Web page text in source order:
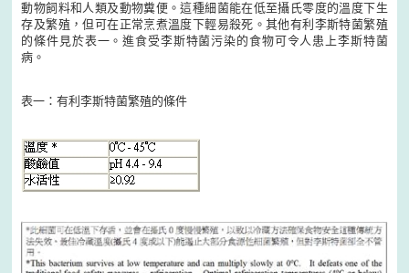
動物飼料和人類及動物糞便。這種細菌能在低至攝氏零度的溫度下生
存及繁殖，但可在正常烹煮溫度下輕易殺死。其他有利李斯特菌繁殖
的條件見於表一。進食受李斯特菌污染的食物可令人患上李斯特菌
病。
表一：有利李斯特菌繁殖的條件